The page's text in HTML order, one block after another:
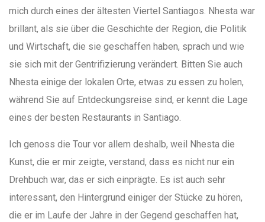
mich durch eines der ältesten Viertel Santiagos. Nhesta war
brillant, als sie über die Geschichte der Region, die Politik
und Wirtschaft, die sie geschaffen haben, sprach und wie
sie sich mit der Gentrifizierung verändert. Bitten Sie auch
Nhesta einige der lokalen Orte, etwas zu essen zu holen,
während Sie auf Entdeckungsreise sind, er kennt die Lage
eines der besten Restaurants in Santiago.
Ich genoss die Tour vor allem deshalb, weil Nhesta die
Kunst, die er mir zeigte, verstand, dass es nicht nur ein
Drehbuch war, das er sich einprägte. Es ist auch sehr
interessant, den Hintergrund einiger der Stücke zu hören,
die er im Laufe der Jahre in der Gegend geschaffen hat,